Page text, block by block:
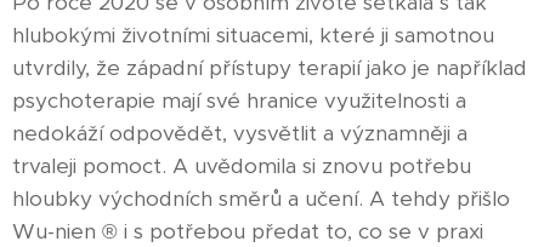
hlubokými životními situacemi, které ji samotnou
utvrdily, že západní přístupy terapií jako je například
psychoterapie mají své hranice využitelnosti a
nedokáží odpovědět, vysvětlit a významněji a
trvaleji pomoct. A uvědomila si znovu potřebu
hloubky východních směrů a učení. A tehdy přišlo
Wu-nien ® i s potřebou předat to, co se v praxi